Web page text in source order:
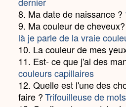
8. Ma date de naissance ?
9. Ma couleur de cheveux?
là je parle de la vraie
10. La couleur de mes
11. Est- ce que j'ai des
couleurs capillaires
12. Quelle est l'une des
faire ? Trifouilleuse de mots